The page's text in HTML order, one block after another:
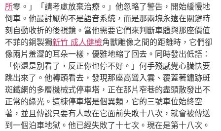
所零。」「請考慮放棄治療。」他忽略了警告，開始緩慢地
倒車。他最討厭的不是語音系統，而是那兩塊永遠在關鍵時
刻自動收折的後視鏡。當他需要它們來判斷車體與那座價值
不菲的銅製獨新竹 成人健檢角獸雕像之間的距離時，它們卻
像兩片羞澀的耳朵一樣，優雅地縮了回去。同時發出低語：
「你還是別看了，反正你也停不好。」何手殘感覺心臟快要
跳出來了。他轉頭看去，發現那座高聳入雲、覆蓋著鏽跡斑
斑鐵網的多層機械式停車塔，正在那片窄巷的盡頭散發出不
正常的綠光。這棟停車塔是個異類，它的三號車位始終空
著，並且傳說只要有人敢在它面前失敗十八次，就會被傳送
到一個泊車地獄。他已經失敗了十七次。現在是第十八次。